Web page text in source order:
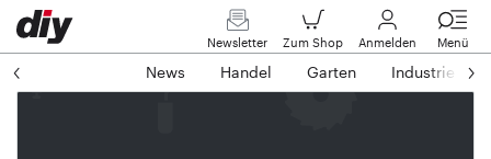
Newsletter Zum Shop Anmelden Menü
News Handel Garten Industrie